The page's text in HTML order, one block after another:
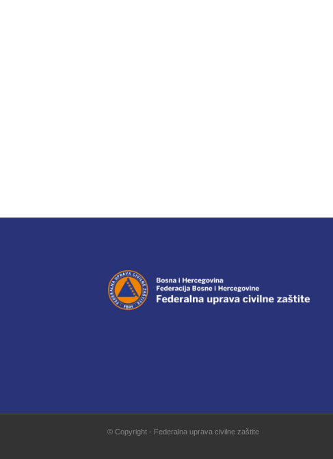
© Copyright - Federalna uprava civilne zaštite